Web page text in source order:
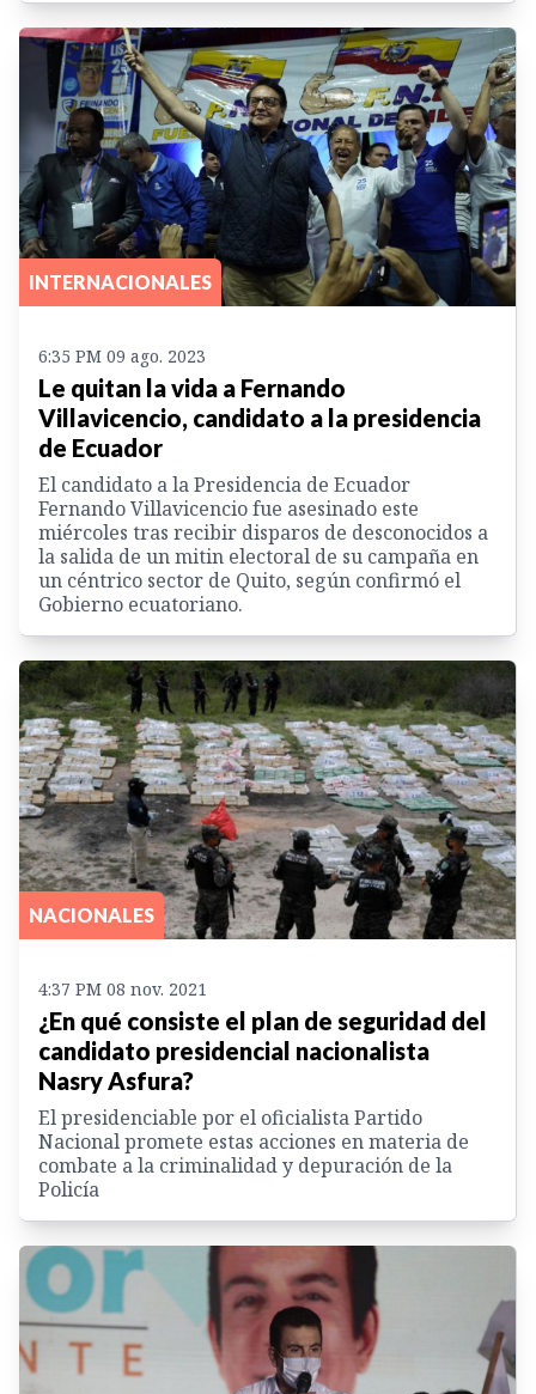
INTERNACIONALES
6:35 PM 09 ago. 2023
Le quitan la vida a Fernando
Villavicencio, candidato a la presidencia
de Ecuador
El candidato a la Presidencia de Ecuador
Fernando Villavicencio fue asesinado este
miércoles tras recibir disparos de desconocidos a
la salida de un mitin electoral de su campaña en
un céntrico sector de Quito, según confirmó el
Gobierno ecuatoriano.
NACIONALES
4:37 PM 08 nov. 2021
¿En qué consiste el plan de seguridad del
candidato presidencial nacionalista
Nasry Asfura?
El presidenciable por el oficialista Partido
Nacional promete estas acciones en materia de
combate a la criminalidad y depuración de la
Policía